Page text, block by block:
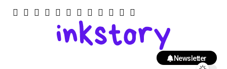
Newsletter